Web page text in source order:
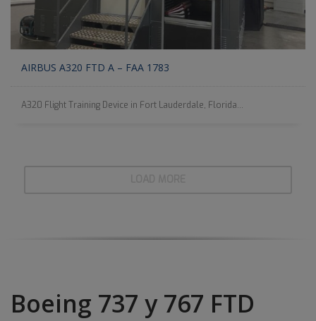
AIRBUS A320 FTD A – FAA 1783
A320 Flight Training Device in Fort Lauderdale, Florida...
Boeing 737 y 767 FTD